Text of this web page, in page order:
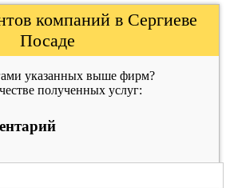
компаний в Сергиеве
Посаде
указанных выше фирм?
полученных услуг: